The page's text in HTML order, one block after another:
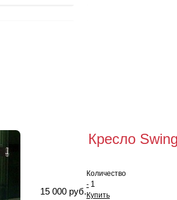
Кресло Swing
15 000 руб.
Количество
-
Купить